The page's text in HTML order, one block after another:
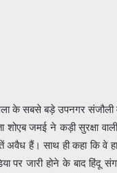
के सबसे बड़े उपनगर
जमई ने कड़ी सुरक्षा
अवैध हैं। साथ ही कहा कि
पर जारी होने के बाद हिंदू